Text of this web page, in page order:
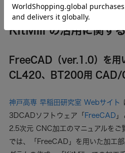
KitMill の活用に関す
FreeCAD（ver.1.0）を
CL420、BT200用 CAD/
神戸高専 早稲田研究室 Webサイト
3DCADソフトウェア「FreeCAD
2.5次元 CNC加工のマニュアルをご
では、「FreeCAD」を用いた加工